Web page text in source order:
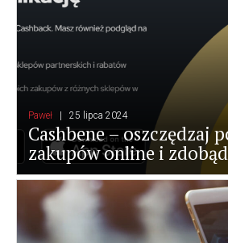
Paweł 25 lipca 2024
Cashbene – oszczędzaj
zakupów online i